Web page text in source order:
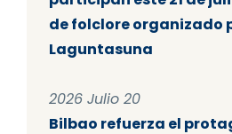
de folclore organizado
Laguntasuna
2026 Julio 20
Bilbao refuerza el